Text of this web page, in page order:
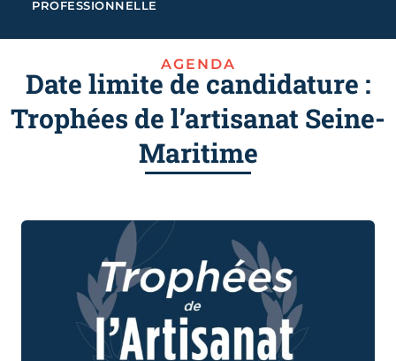
PROFESSIONNELLE
AGENDA
Date limite de candidature :
Trophées de l’artisanat Seine-
Maritime